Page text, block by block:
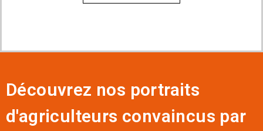
Découvrez nos portraits
d'agriculteurs convaincus par